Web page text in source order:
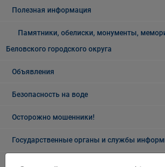
Полезная информация
Памятники, обелиски, монументы,
Беловского городского округа
Объявления
Безопасность на воде
Осторожно мошенники!
Государственные органы и службы